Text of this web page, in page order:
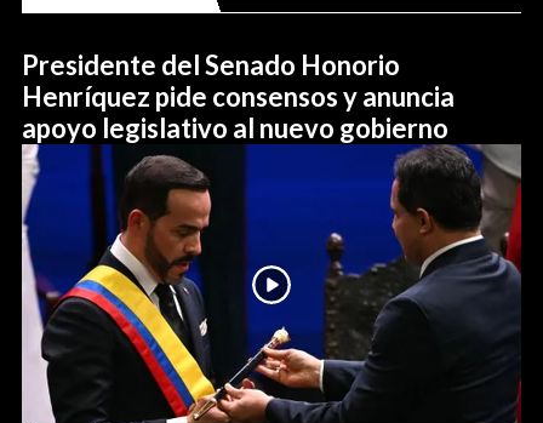
Presidente del Senado Honorio
Henríquez pide consensos y anuncia
apoyo legislativo al nuevo gobierno